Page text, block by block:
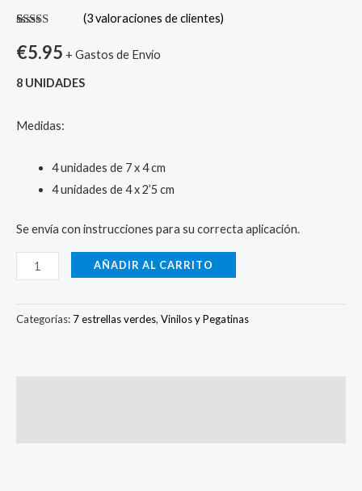
con 5.00de
5 en base a
de clientes
(3valoraciones de clientes)
€5.95 + Gastos de Envío
8 UNIDADES
Medidas:
4 unidades de 7 x 4 cm
4 unidades de 4 x 2’5 cm
Se envía con instrucciones para su correcta aplicación.
AÑADIR AL CARRITO
Categorías: 7 estrellas verdes, Vinilos y Pegatinas